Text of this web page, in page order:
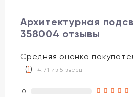
Архитектурная
358004 отзывы
Средняя оценка
(1)4.71 из 5 звезд
0